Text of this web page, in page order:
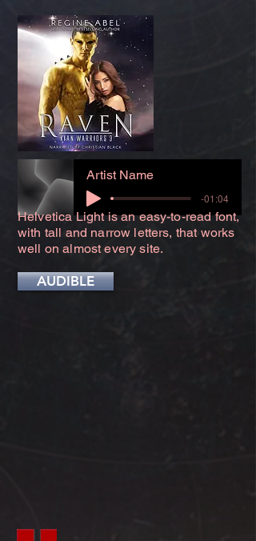
Artist Name
-01:04
Helvetica Light is an easy-to-read font,
with tall and narrow letters, that works
well on almost every site.
AUDIBLE